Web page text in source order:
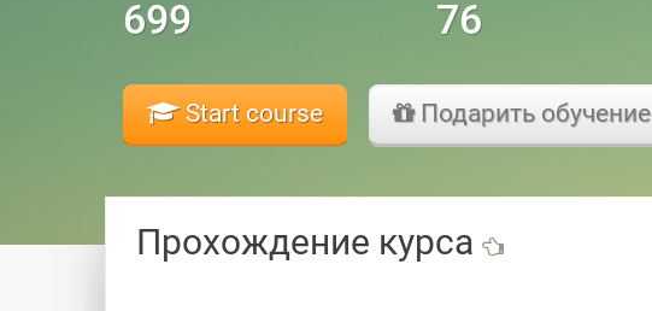
699 76
Start course Подарить обучение
Прохождение курса